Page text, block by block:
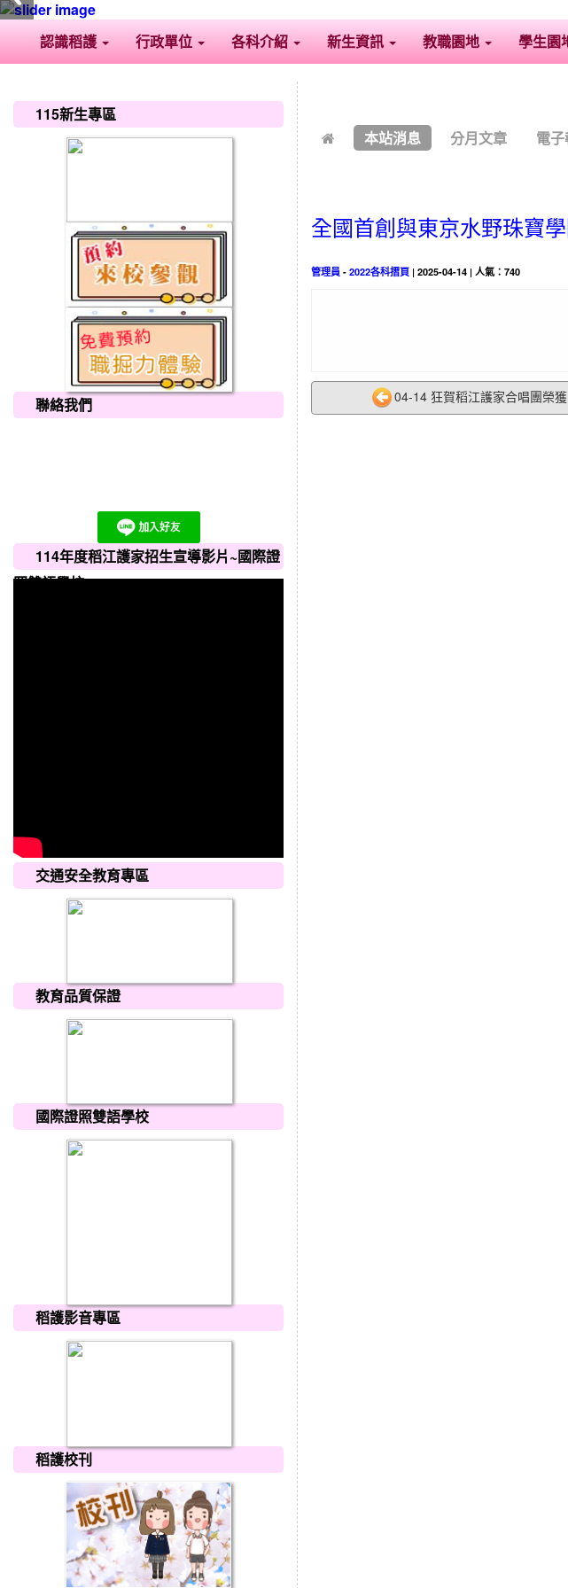
認識稻護 行政單位 各科介紹 新生資訊 教職園地 學生園
本站消息 分月文章 電
全國首創與東京水野珠寶
管理員 - 2022各科摺頁 | 2025-04-14 | 人氣：740
04-14 狂賀稻江護家合唱團榮
115新生專區
聯絡我們
114年度稻江護家招生宣導影片~國際證
照雙語學校
交通安全教育專區
教育品質保證
國際證照雙語學校
稻護影音專區
稻護校刊